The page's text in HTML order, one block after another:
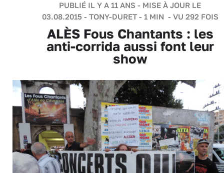
PUBLIÉ IL Y A 11 ANS - MISE À JOUR LE
03.08.2015 - TONY-DURET- 1 MIN - VU 292 FOIS
ALÈS Fous Chantants : les
anti-corrida aussi font leur
show